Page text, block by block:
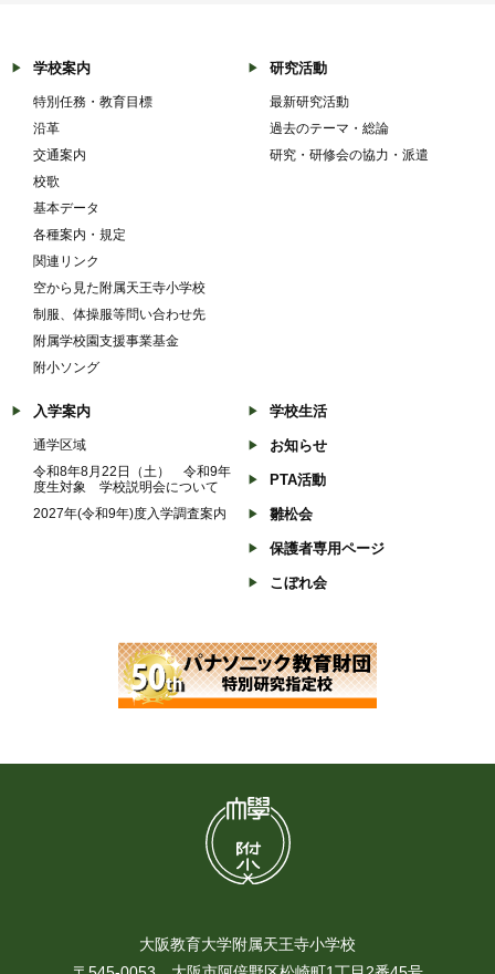
学校案内
特別任務・教育目標
沿革
交通案内
校歌
基本データ
各種案内・規定
関連リンク
空から見た附属天王寺小学校
制服、体操服等問い合わせ先
附属学校園支援事業基金
附小ソング
研究活動
最新研究活動
過去のテーマ・総論
研究・研修会の協力・派遣
入学案内
通学区域
令和8年8月22日（土） 令和9年
度生対象 学校説明会について
2027年(令和9年)度入学調査案内
学校生活
お知らせ
PTA活動
雛松会
保護者専用ページ
こぼれ会
大阪教育大学附属天王寺小学校